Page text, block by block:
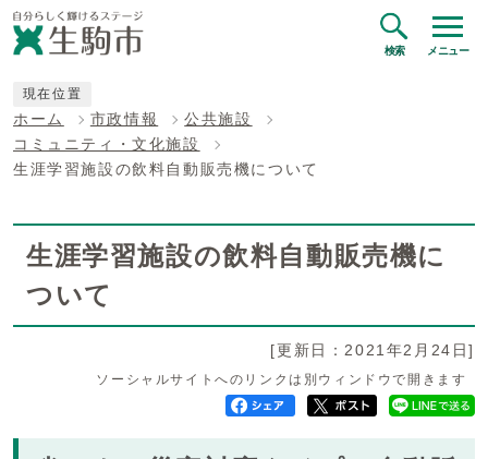
検索 メニュー
現在位置
ホーム 市政情報
公共施設
コミュニティ・文化施設
生涯学習施設の飲料自動販売機について
生涯学習施設の飲料自動販売機に
ついて
[更新日：2021年2月24日]
ソーシャルサイトへのリンクは別ウィンドウで開きます